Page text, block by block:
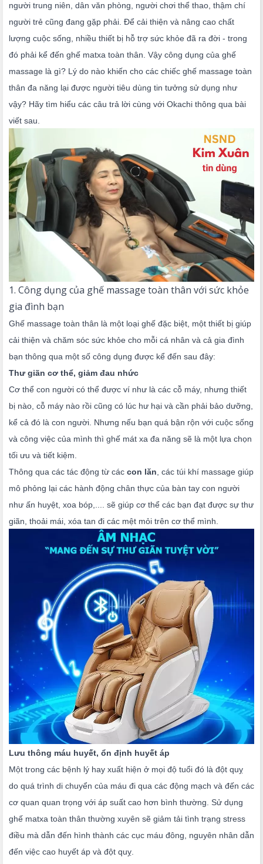
người trung niên, dân văn phòng, người chơi thể thao, thậm chí
người trẻ cũng đang gặp phải. Để cải thiện và nâng cao chất
lượng cuộc sống, nhiều thiết bị hỗ trợ sức khỏe đã ra đời - trong
đó phải kể đến ghế matxa toàn thân. Vậy công dụng của ghế
massage là gì? Lý do nào khiến cho các chiếc ghế massage toàn
thân đa năng lại được người tiêu dùng tin tưởng sử dụng như
vậy? Hãy tìm hiểu các câu trả lời cùng với Okachi thông qua bài
viết sau.
1. Công dụng của ghế massage toàn thân với sức khỏe
gia đình bạn
Ghế massage toàn thân là một loại ghế đặc biệt, một thiết bị giúp
cải thiện và chăm sóc sức khỏe cho mỗi cá nhân và cả gia đình
bạn thông qua một số công dụng được kể đến sau đây:
Thư giãn cơ thể, giảm đau nhức
Cơ thể con người có thể được ví như là các cỗ máy, nhưng thiết
bị nào, cỗ máy nào rồi cũng có lúc hư hại và cần phải bảo dưỡng,
kể cả đó là con người. Nhưng nếu bạn quá bận rộn với cuộc sống
và công việc của mình thì ghế mát xa đa năng sẽ là một lựa chọn
tối ưu và tiết kiệm.
Thông qua các tác động từ các con lăn , các túi khí massage giúp
mô phỏng lại các hành động chân thực của bàn tay con người
như ấn huyệt, xoa bóp,.... sẽ giúp cơ thể các bạn đạt được sự thư
giãn, thoải mái, xóa tan đi các mệt mỏi trên cơ thể mình.
Lưu thông máu huyết, ổn định huyết áp
Một trong các bệnh lý hay xuất hiện ở mọi độ tuổi đó là đột quỵ
do quá trình di chuyển của máu đi qua các động mạch và đến các
cơ quan quan trọng với áp suất cao hơn bình thường. Sử dụng
ghế matxa toàn thân thường xuyên sẽ giảm tải tình trạng stress
điều mà dẫn đến hình thành các cục máu đông, nguyên nhân dẫn
đến việc cao huyết áp và đột quỵ.